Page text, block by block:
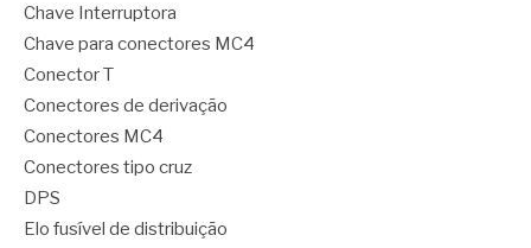
Chave Interruptora
Chave para conectores MC4
Conector T
Conectores de derivação
Conectores MC4
Conectores tipo cruz
DPS
Elo fusível de distribuição